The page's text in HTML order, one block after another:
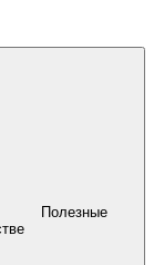
Полезные